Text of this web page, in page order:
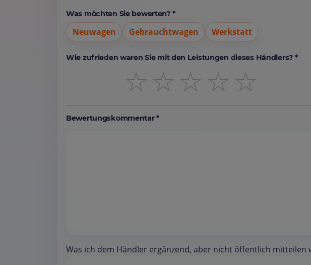
Was möchten Sie bewerten? *
Neuwagen Gebrauchtwagen Werkstatt
Wie zufrieden waren Sie mit den Leistungen dieses Händlers? *
☆
☆
☆
☆
☆
Bewertungskommentar *
Was ich dem Händler ergänzend, aber nicht öffentlich mitteilen